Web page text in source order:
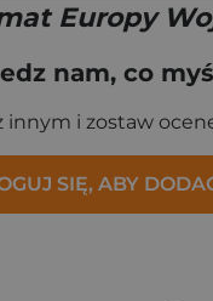
Europy
nam, co
innym i zostaw
SIĘ, ABY